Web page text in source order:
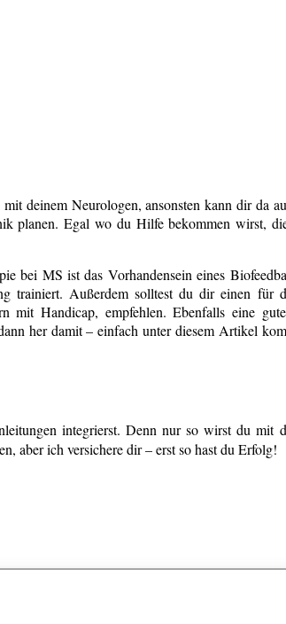
deinem Neurologen, ansonsten kann dir da
planen. Egal wo du Hilfe bekommen wirst,
bei MS ist das Vorhandensein eines
trainiert. Außerdem solltest du dir einen für
mit Handicap, empfehlen. Ebenfalls eine
her damit – einfach unter diesem Artikel
integrierst. Denn nur so wirst du mit
aber ich versichere dir – erst so hast du Erfolg!